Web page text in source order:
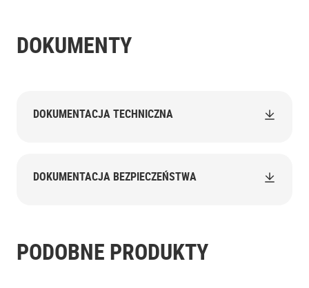
DOKUMENTY
DOKUMENTACJA TECHNICZNA
DOKUMENTACJA BEZPIECZEŃSTWA
PODOBNE PRODUKTY